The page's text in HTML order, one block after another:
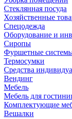
Стеклянная посуда
Хозяйственные
Спецодежда
Оборудование и
Сиропы
Фуршетные
Термосумки
Средства
Вендинг
Мебель
Мебель для
Комплектующие
Вешалки